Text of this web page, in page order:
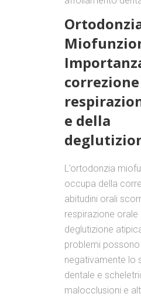
e della
L’ortodonzia
occupa della
abitudini orali
respirazione orale
deglutizione
problemi possono
negativamente lo
dentale e
malocclusioni e